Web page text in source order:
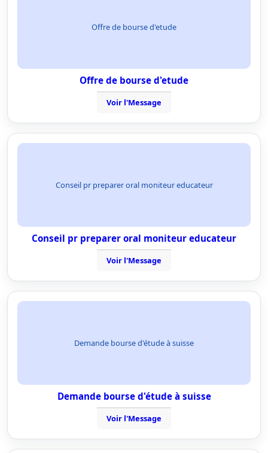
Offre de bourse d'etude
Offre de bourse d'etude
Voir l'Message
Conseil pr preparer oral moniteur educateur
Conseil pr preparer oral moniteur educateur
Voir l'Message
Demande bourse d'étude à suisse
Demande bourse d'étude à suisse
Voir l'Message